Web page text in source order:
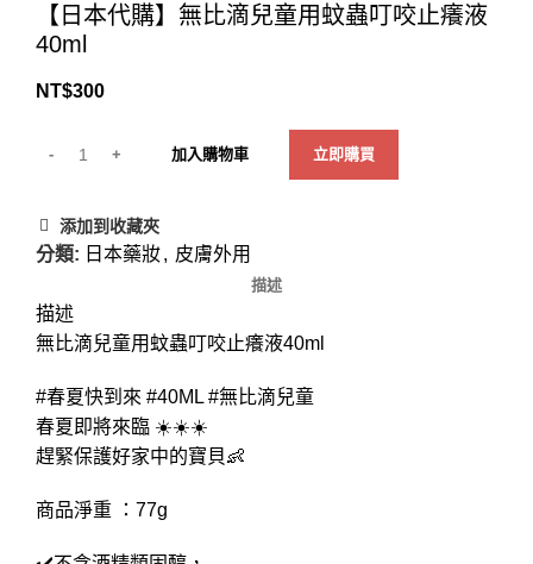
【日本代購】無比滴兒童用蚊蟲叮咬止癢液
40ml
NT$300
加入購物車 立即購買
添加到收藏夾
分類: 日本藥妝, 皮膚外用
描述
描述
無比滴兒童用蚊蟲叮咬止癢液40ml
#春夏快到來 #40ML #無比滴兒童
春夏即將來臨 ☀️☀️☀️
趕緊保護好家中的寶貝👶
商品淨重 ：77g